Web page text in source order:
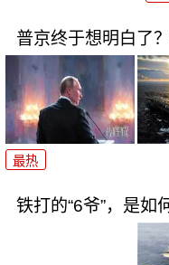
普京终于想明白了
最热
铁打的“6爷”，是如